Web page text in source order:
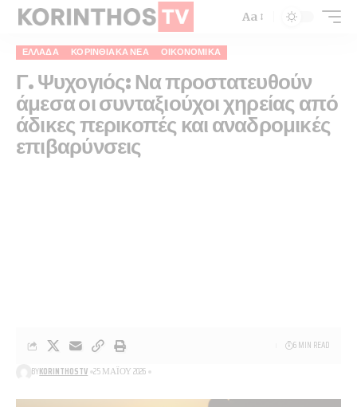
Aa
ΕΛΛΆΔΑ ΚΟΡΙΝΘΙΑΚΆ ΝΈΑ ΟΙΚΟΝΟΜΙΚΆ
Γ. Ψυχογιός: Να προστατευθούν
άμεσα οι συνταξιούχοι χηρείας από
άδικες περικοπές και αναδρομικές
επιβαρύνσεις
BYKORINTHOSTV 25 ΜΑΪ́ΟΥ 2026
6 MIN READ